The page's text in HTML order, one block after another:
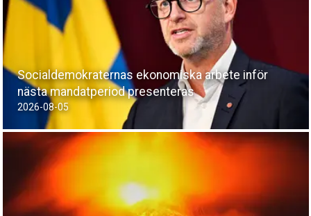
Socialdemokraternas ekonomiska arbete inför
nästa mandatperiod presenteras
2026-08-05